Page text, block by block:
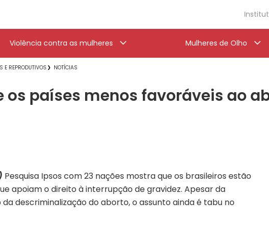
Violência contra as mulheres Mulheres de Olho
E REPRODUTIVOS NOTÍCIAS
os países menos favoráveis ao
Pesquisa Ipsos com 23 nações mostra que os brasileiros estão
apoiam o direito à interrupção de gravidez. Apesar da
descriminalização do aborto, o assunto ainda é tabu no